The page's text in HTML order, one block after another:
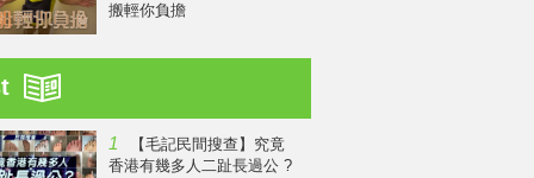
搬輕你負擔
1
【毛記民間搜查】究竟
香港有幾多人二趾長過公 ?